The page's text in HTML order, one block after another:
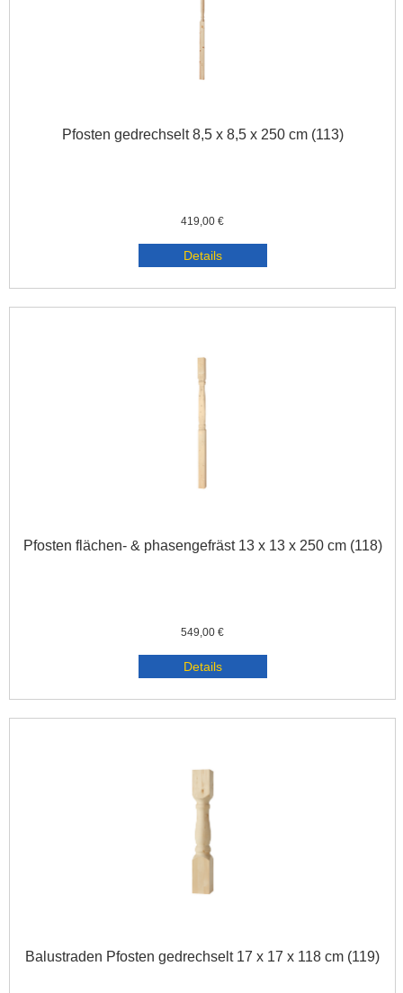
Pfosten gedrechselt 8,5 x 8,5 x 250 cm (113)
419,00 €
Details
Pfosten flächen- & phasengefräst 13 x 13 x 250 cm (118)
549,00 €
Details
Balustraden Pfosten gedrechselt 17 x 17 x 118 cm (119)